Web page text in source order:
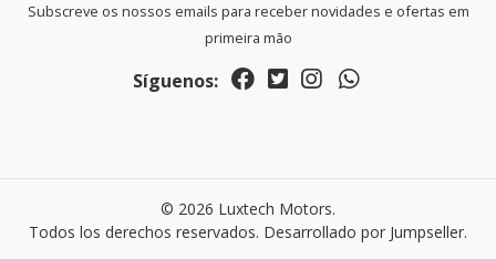
Subscreve os nossos emails para receber novidades e ofertas em
primeira mão
Síguenos:
© 2026 Luxtech Motors.
Todos los derechos reservados. Desarrollado por Jumpseller.